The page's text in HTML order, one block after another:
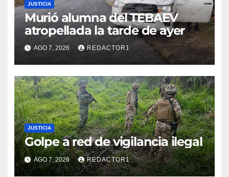
JUSTICIA
Murió alumna del TEBAEV
atropellada la tarde de ayer
AGO 7, 2026 REDACTOR1
JUSTICIA
Golpe a red de vigilancia ilegal
AGO 7, 2026 REDACTOR1